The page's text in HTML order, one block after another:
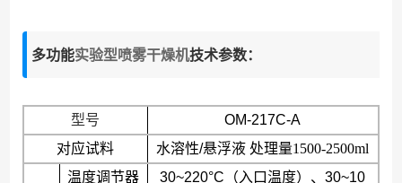
多功能实验型喷雾干燥机技术参数：
型号
OM-217C-A
对应试料
水溶性/悬浮液 处理量1500-2500ml
温度调节器
30~220°C （入口温度）、30~10